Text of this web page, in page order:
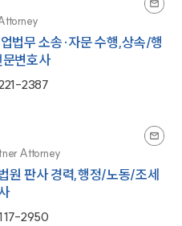
법무 소송·자문 수행,상속/행
변호사
2387
Attorney
원 판사 경력,행정/노동/조세
2950